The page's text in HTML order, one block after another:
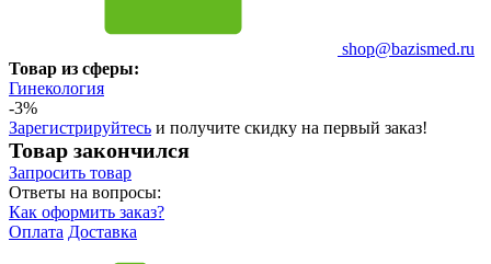
shop@bazismed.ru
Товар из сферы:
Гинекология
-3%
Зарегистрируйтесь и получите скидку на первый заказ!
Товар закончился
Запросить товар
Ответы на вопросы:
Как оформить заказ?
Оплата Доставка